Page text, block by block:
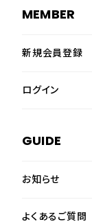
MEMBER
新規会員登録
ログイン
GUIDE
お知らせ
よくあるご質問